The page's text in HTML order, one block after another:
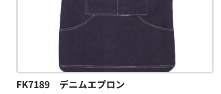
FK7189 デニムエプロン